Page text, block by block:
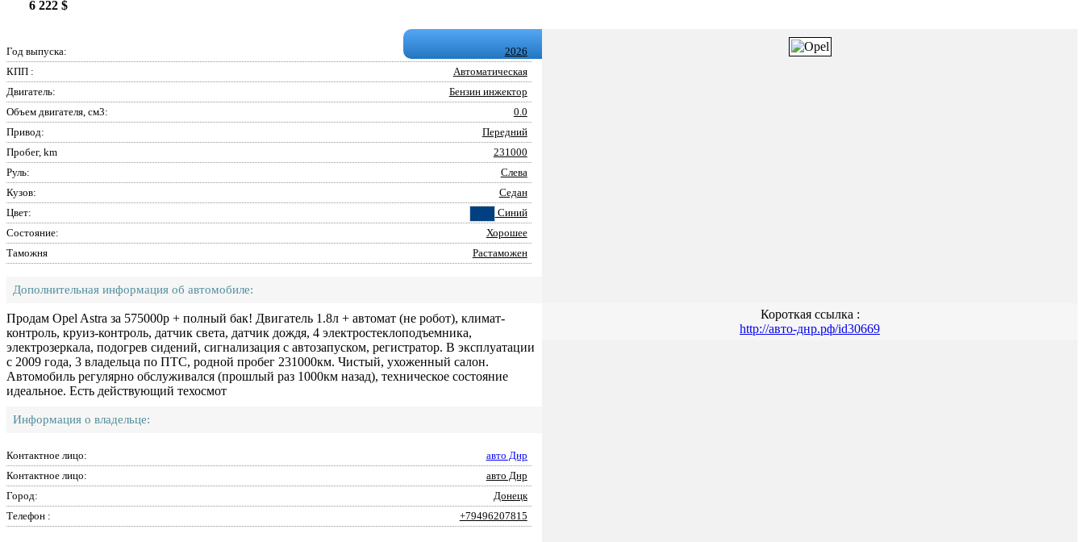
6 222 $
Год выпуска:
2026
КПП :
Автоматическая
Двигатель:
Бензин инжектор
Объем двигателя, см3:
0.0
Привод:
Передний
Пробег, km
231000
Руль:
Слева
Кузов:
Седан
Цвет:
Синий
Состояние:
Хорошее
Таможня
Растаможен
Дополнительная информация об автомобиле:
Продам Opel Astra за 575000р + полный бак! Двигатель 1.8л + автомат (не робот), климат-
контроль, круиз-контроль, датчик света, датчик дождя, 4 электростеклоподъемника,
электрозеркала, подогрев сидений, сигнализация с автозапуском, регистратор. В эксплуатации
с 2009 года, 3 владельца по ПТС, родной пробег 231000км. Чистый, ухоженный салон.
Автомобиль регулярно обслуживался (прошлый раз 1000км назад), техническое состояние
идеальное. Есть действующий техосмот
Информация о владельце:
Контактное лицо:
авто Днр
Контактное лицо:
авто Днр
Город:
Донецк
Телефон :
+79496207815
Короткая ссылка :
http://авто-днр.рф/id30669